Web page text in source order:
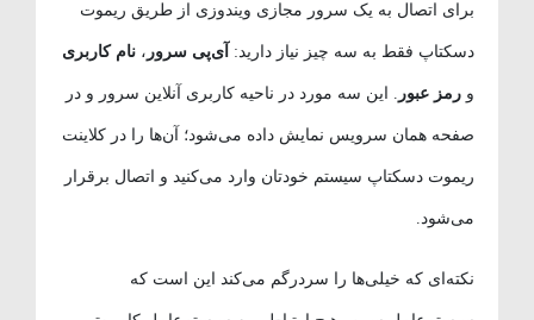
برای اتصال به یک سرور مجازی ویندوزی از طریق ریموت
دسکتاپ فقط به سه چیز نیاز دارید:آی‌پی سرور ،نام کاربری
رمز عبور. این سه مورد در ناحیه کاربری آنلاین سرور و در
صفحه همان سرویس نمایش داده می‌شود؛ آن‌ها را در کلاینت
ریموت دسکتاپ سیستم خودتان وارد می‌کنید و اتصال برقرار
می‌شود.
نکته‌ای که خیلی‌ها را سردرگم می‌کند این است که